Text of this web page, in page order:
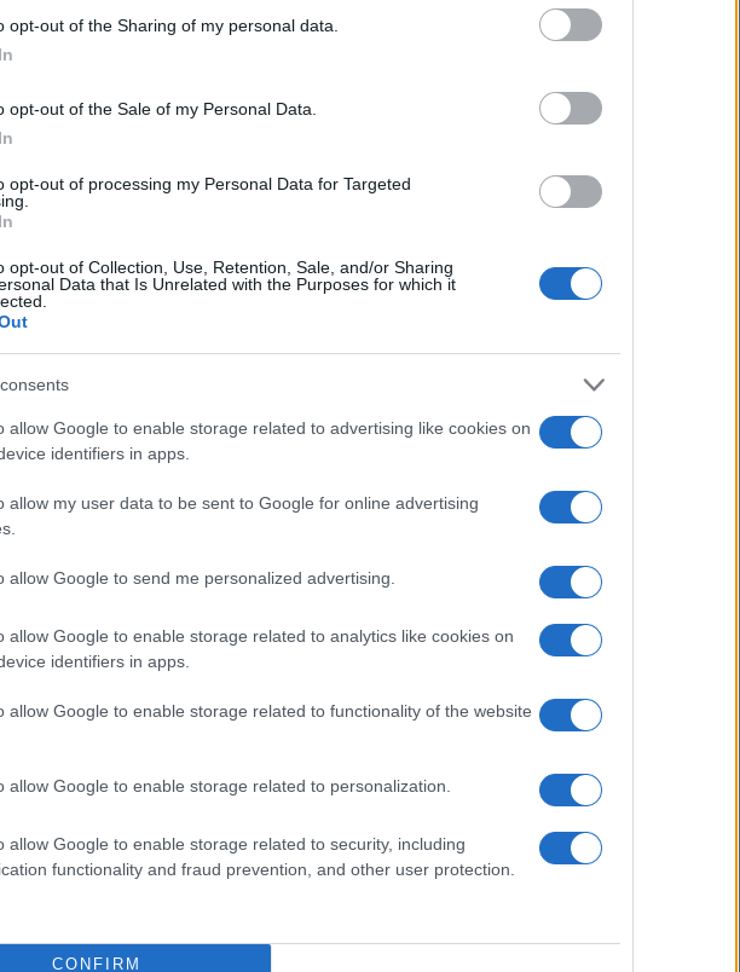
opt-out of the Sharing of my personal data.
opt-out of the Sale of my Personal Data.
opt-out of processing my Personal Data for Targeted
opt-out of Collection, Use, Retention, Sale, and/or Sharing
Data that Is Unrelated with the Purposes for which it
allow Google to enable storage related to advertising like cookies on
identifiers in apps.
allow my user data to be sent to Google for online advertising
allow Google to send me personalized advertising.
allow Google to enable storage related to analytics like cookies on
identifiers in apps.
allow Google to enable storage related to functionality of the website
allow Google to enable storage related to personalization.
allow Google to enable storage related to security, including
functionality and fraud prevention, and other user protection.
CONFIRM
una trasformazione in atto: una ricerca
delle aziende italiane già utilizza l’ AI
due anni. Questi dati tracciano il
di rilievo, ilWorld Business Forum Milano
presso l’
speaker e
esperti come
Zaccardiciascuno con prospettive diverse su
Il contributo dei relatori ha
generazione di valore richieda non solo
e nelle metriche di performance.
. Le aziende che già beneficiano di
formazione interna e allineamento
risorse umane per convertire sperimentazioni